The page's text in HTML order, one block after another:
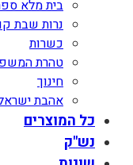
בית מלא
נרות שבת
כשרות
טהרת
חינוך
אהבת
כל המוצרים
נש"ק